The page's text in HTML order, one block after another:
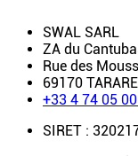
SWAL SARL
ZA du
Rue des
69170
+33 4 74 05
SIRET :